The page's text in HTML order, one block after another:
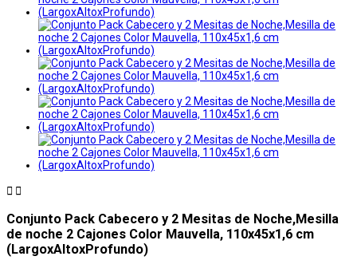
 
Conjunto Pack Cabecero y 2 Mesitas de Noche,Mesilla
de noche 2 Cajones Color Mauvella, 110x45x1,6 cm
(LargoxAltoxProfundo)